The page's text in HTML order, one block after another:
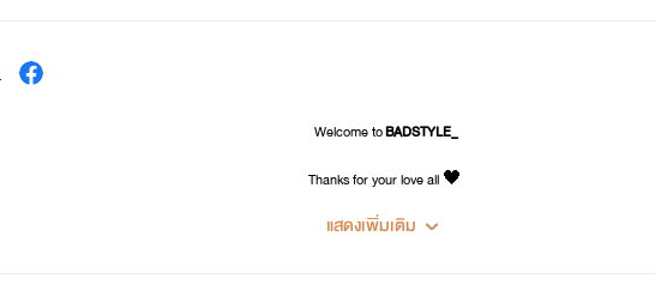
แค่ของตายงั้นหรอ
...?
Welcome toBADSTYLE_
Thanks for your love all 🖤
แสดงเพิ่มเติม